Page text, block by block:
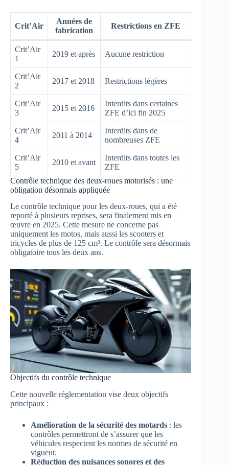
Crit’Air
Années de
fabrication
Restrictions en ZFE
Crit’Air
1
2019 et après Aucune restriction
Crit’Air
2
2017 et 2018 Restrictions légères
Crit’Air
3
2015 et 2016
Interdits dans certaines
ZFE d’ici fin 2025
Crit’Air
4
2011 à 2014
Interdits dans de
nombreuses ZFE
Crit’Air
5
2010 et avant
Interdits dans toutes les
ZFE
Contrôle technique des deux-roues motorisés : une
obligation désormais appliquée
Le contrôle technique pour les deux-roues, qui a été
reporté à plusieurs reprises, sera finalement mis en
œuvre en 2025. Cette mesure ne concerne pas
uniquement les motos, mais aussi les scooters et
tricycles de plus de 125 cm³. Le contrôle sera désormais
obligatoire tous les deux ans.
Objectifs du contrôle technique
Cette nouvelle réglementation vise deux objectifs
principaux :
Amélioration de la sécurité des motards : les
contrôles permettront de s’assurer que les
véhicules respectent les normes de sécurité en
vigueur.
Réduction des nuisances sonores et des